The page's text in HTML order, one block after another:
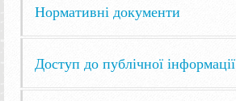
Нормативні документи
Доступ до публічної інформації